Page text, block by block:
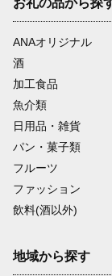
お礼の品から探
ANAオリジナル
酒
加工食品
魚介類
日用品・雑貨
パン・菓子類
フルーツ
ファッション
飲料(酒以外)
地域から探す